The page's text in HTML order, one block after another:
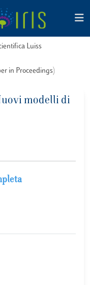
Luiss
in Proceedings)
modelli di